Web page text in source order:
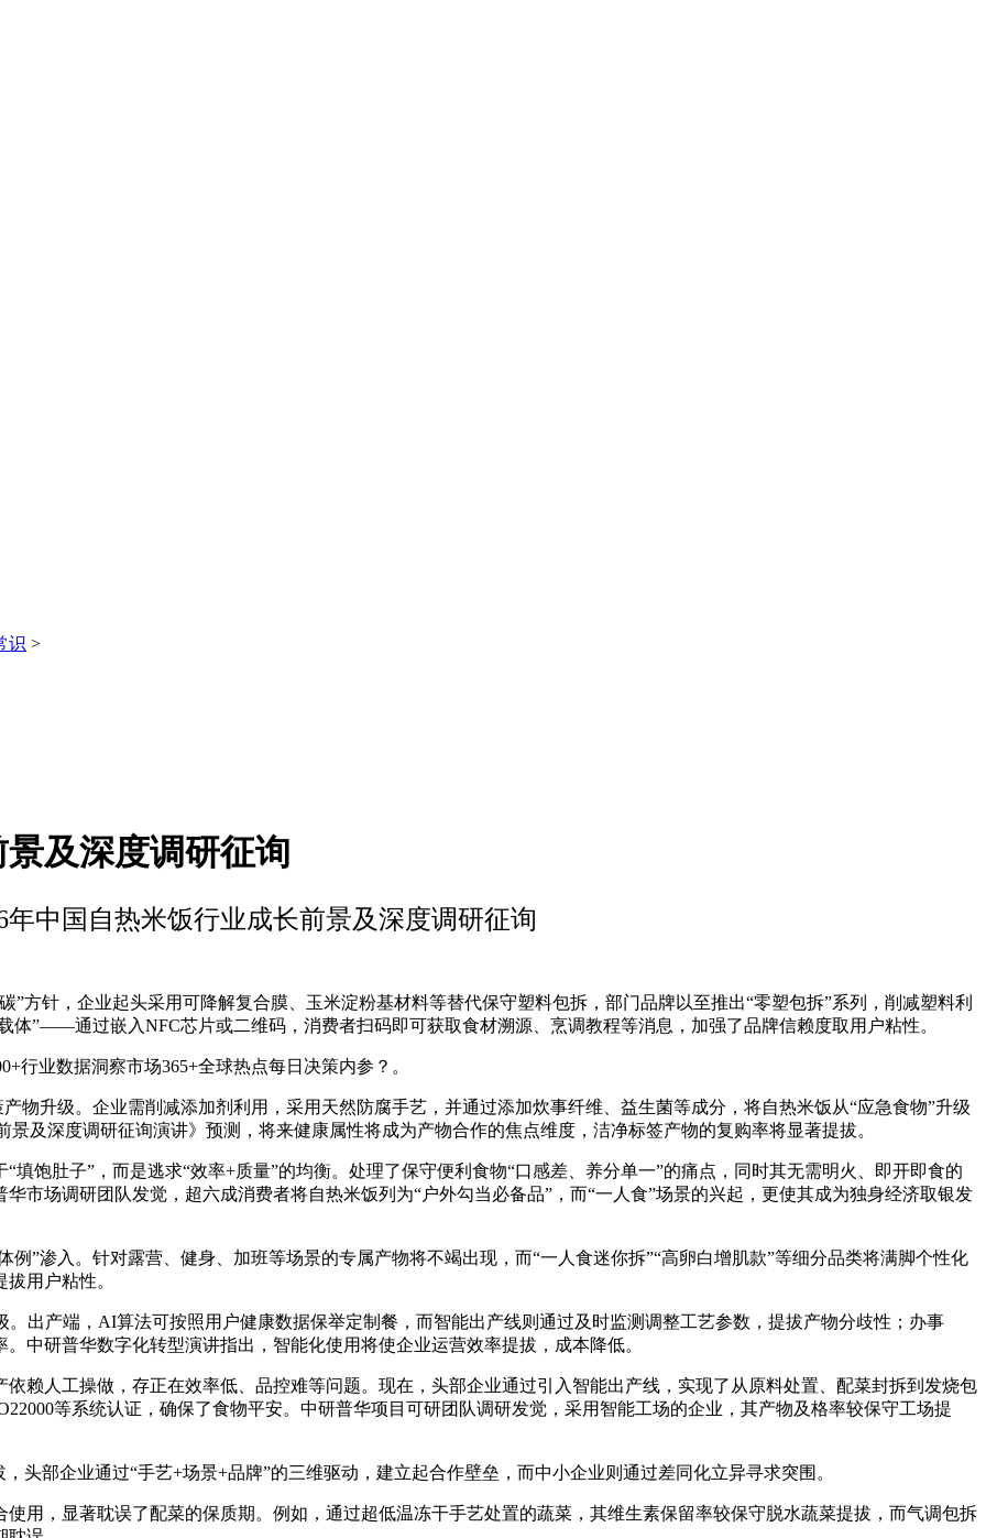
识 >
及深度调研征询
年中国自热米饭行业成长前景及深度调研征询
针，企业起头采用可降解复合膜、玉米淀粉基材料等替代保守塑料包拆，部门品牌以至推出“零塑包拆”系列，削减塑料利
体”——通过嵌入NFC芯片或二维码，消费者扫码即可获取食材溯源、烹调教程等消息，加强了品牌信赖度取用户粘性。
业数据洞察市场365+全球热点每日决策内参？。
升级。企业需削减添加剂利用，采用天然防腐手艺，并通过添加炊事纤维、益生菌等成分，将自热米饭从“应急食物”升级
景及深度调研征询演讲》预测，将来健康属性将成为产物合作的焦点维度，洁净标签产物的复购率将显著提拔。
肚子”，而是逃求“效率+质量”的均衡。处理了保守便利食物“口感差、养分单一”的痛点，同时其无需明火、即开即食的
市场调研团队发觉，超六成消费者将自热米饭列为“户外勾当必备品”，而“一人食”场景的兴起，更使其成为独身经济取银发
渗入。针对露营、健身、加班等场景的专属产物将不竭出现，而“一人食迷你拆”“高卵白增肌款”等细分品类将满脚个性化
用户粘性。
产端，AI算法可按照用户健康数据保举定制餐，而智能出产线则通过及时监测调整工艺参数，提拔产物分歧性；办事
中研普华数字化转型演讲指出，智能化使用将使企业运营效率提拔，成本降低。
人工操做，存正在效率低、品控难等问题。现在，头部企业通过引入智能出产线，实现了从原料处置、配菜封拆到发烧包
等系统认证，确保了食物平安。中研普华项目可研团队调研发觉，采用智能工场的企业，其产物及格率较保守工场提
部企业通过“手艺+场景+品牌”的三维驱动，建立起合作壁垒，而中小企业则通过差同化立异寻求突围。
，显著耽误了配菜的保质期。例如，通过超低温冻干手艺处置的蔬菜，其维生素保留率较保守脱水蔬菜提拔，而气调包拆